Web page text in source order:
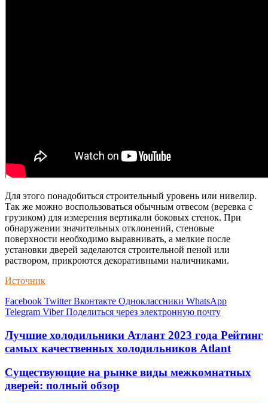
Для этого понадобиться строительный уровень или нивелир.
Так же можно воспользоваться обычным отвесом (веревка с
грузиком) для измерения вертикали боковых стенок. При
обнаружении значительных отклонений, стеновые
поверхности необходимо выравнивать, а мелкие после
установки дверей заделаются строительной пеной или
раствором, прикроются декоративными наличниками.
Источник
Facebook Twitter Вконтакте Одноклассники WhatsApp
Telegram Viber Поделиться через электронную почту
Лучшие холодильники Атлант 2023 года Рейтинг
самых качественных холодильников Atlant
Существующие на рынке виды межкомнатных
дверей: полный обзор